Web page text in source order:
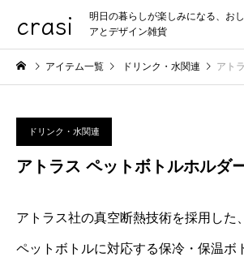
crasi
明日の暮らしが楽しみになる、お
アとデザイン雑貨
アイテム一覧 ドリンク・水関連 アトラ
ドリンク・水関連
アトラス ペットボトルホルダ
アトラス社の真空断熱技術を採用した
ペットボトルに対応する保冷・保温ボ